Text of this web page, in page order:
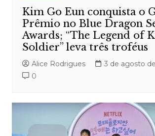
Kim Go Eun conquista o
Prêmio no Blue Dragon
Awards; “The Legend of
Soldier” leva três troféus
Alice Rodrigues
3 de agosto
0